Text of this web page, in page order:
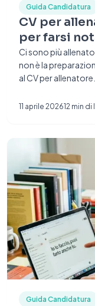
Guida Candidatura
CV per
per farsi
Ci sono più
non è la
al CV per allenatore.
11 aprile 202612 min di
Guida Candidatura